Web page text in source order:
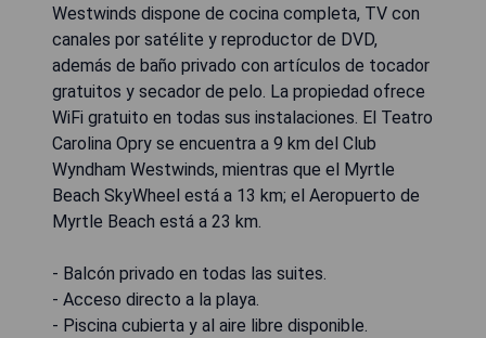
Westwinds dispone de cocina completa, TV con
canales por satélite y reproductor de DVD,
además de baño privado con artículos de tocador
gratuitos y secador de pelo. La propiedad ofrece
WiFi gratuito en todas sus instalaciones. El Teatro
Carolina Opry se encuentra a 9 km del Club
Wyndham Westwinds, mientras que el Myrtle
Beach SkyWheel está a 13 km; el Aeropuerto de
Myrtle Beach está a 23 km.
- Balcón privado en todas las suites.
- Acceso directo a la playa.
- Piscina cubierta y al aire libre disponible.